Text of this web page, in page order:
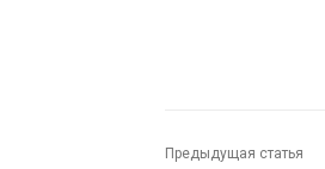
Предыдущая статья